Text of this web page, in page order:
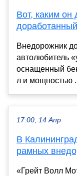
Вот, каким он
Внедорожник
автолюбитель
оснащенный
л и мощностью
17:00, 14 Апр
В
рамных
«Грейт Волл